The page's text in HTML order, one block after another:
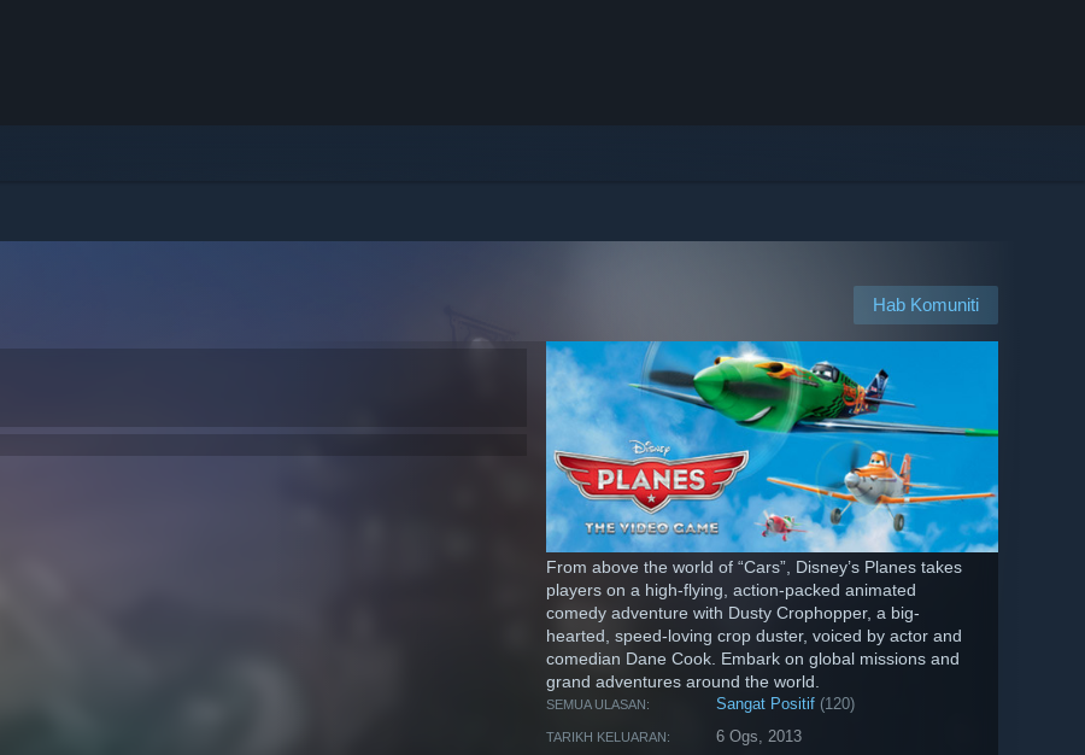
Hab Komuniti
From above the world of “Cars”, Disney’s Planes takes
players on a high-flying, action-packed animated
comedy adventure with Dusty Crophopper, a big-
hearted, speed-loving crop duster, voiced by actor and
comedian Dane Cook. Embark on global missions and
grand adventures around the world.
SEMUA ULASAN: Sangat Positif (120)
TARIKH KELUARAN: 6 Ogs, 2013